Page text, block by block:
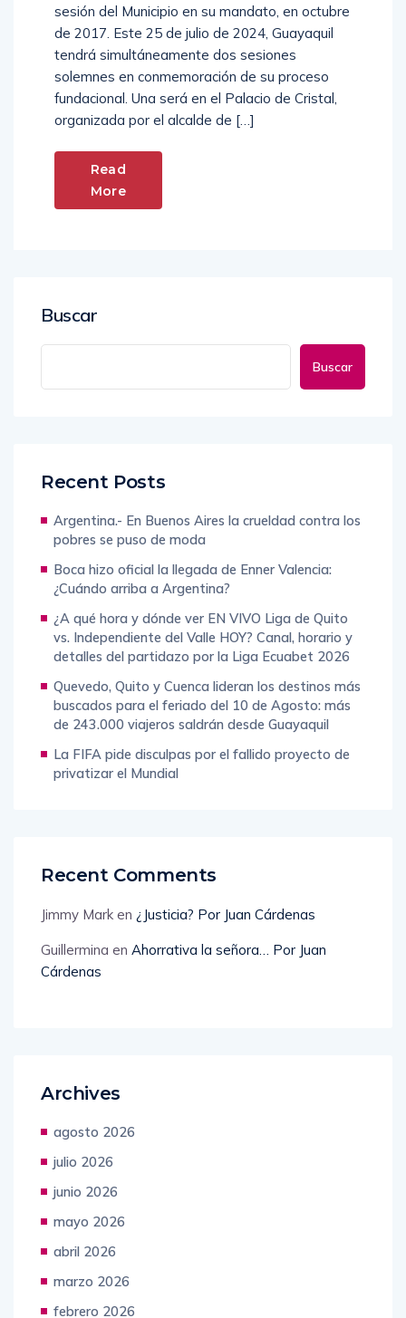
sesión del Municipio en su mandato, en octubre
de 2017. Este 25 de julio de 2024, Guayaquil
tendrá simultáneamente dos sesiones
solemnes en conmemoración de su proceso
fundacional. Una será en el Palacio de Cristal,
organizada por el alcalde de […]
Read
More
Buscar
Buscar
Recent Posts
Argentina.- En Buenos Aires la crueldad contra los
pobres se puso de moda
Boca hizo oficial la llegada de Enner Valencia:
¿Cuándo arriba a Argentina?
¿A qué hora y dónde ver EN VIVO Liga de Quito
vs. Independiente del Valle HOY? Canal, horario y
detalles del partidazo por la Liga Ecuabet 2026
Quevedo, Quito y Cuenca lideran los destinos más
buscados para el feriado del 10 de Agosto: más
de 243.000 viajeros saldrán desde Guayaquil
La FIFA pide disculpas por el fallido proyecto de
privatizar el Mundial
Recent Comments
Jimmy Mark en ¿Justicia? Por Juan Cárdenas
Guillermina en Ahorrativa la señora… Por Juan
Cárdenas
Archives
agosto 2026
julio 2026
junio 2026
mayo 2026
abril 2026
marzo 2026
febrero 2026